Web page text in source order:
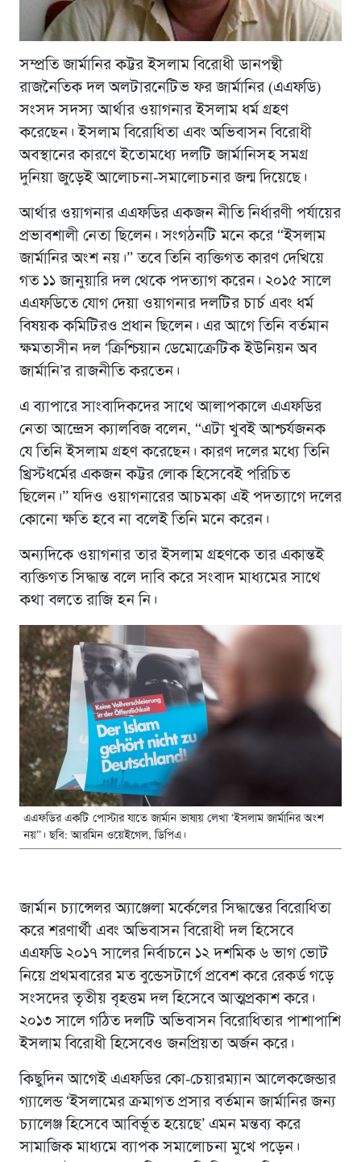
সম্প্রতি জার্মানির কট্টর ইসলাম বিরোধী ডানপন্থী
রাজনৈতিক দল অলটারনেটিভ ফর জার্মানির (এএফডি)
সংসদ সদস্য আর্থার ওয়াগনার ইসলাম ধর্ম গ্রহণ
করেছেন। ইসলাম বিরোধিতা এবং অভিবাসন বিরোধী
অবস্থানের কারণে ইতোমধ্যে দলটি জার্মানিসহ সমগ্র
দুনিয়া জুড়েই আলোচনা-সমালোচনার জন্ম দিয়েছে।
আর্থার ওয়াগনার এএফডির একজন নীতি নির্ধারণী পর্যায়ের
প্রভাবশালী নেতা ছিলেন। সংগঠনটি মনে করে “ইসলাম
জার্মানির অংশ নয়।” তবে তিনি ব্যক্তিগত কারণ দেখিয়ে
গত ১১ জানুয়ারি দল থেকে পদত্যাগ করেন। ২০১৫ সালে
এএফডিতে যোগ দেয়া ওয়াগনার দলটির চার্চ এবং ধর্ম
বিষয়ক কমিটিরও প্রধান ছিলেন। এর আগে তিনি বর্তমান
ক্ষমতাসীন দল ‘ক্রিশ্চিয়ান ডেমোক্রেটিক ইউনিয়ন অব
জার্মানি’র রাজনীতি করতেন।
এ ব্যাপারে সাংবাদিকদের সাথে আলাপকালে এএফডির
নেতা আন্দ্রেস ক্যালবিজ বলেন, “এটা খুবই আশ্চর্যজনক
যে তিনি ইসলাম গ্রহণ করেছেন। কারণ দলের মধ্যে তিনি
খ্রিস্টধর্মের একজন কট্টর লোক হিসেবেই পরিচিত
ছিলেন।” যদিও ওয়াগনারের আচমকা এই পদত্যাগে দলের
কোনো ক্ষতি হবে না বলেই তিনি মনে করেন।
অন্যদিকে ওয়াগনার তার ইসলাম গ্রহণকে তার একান্তই
ব্যক্তিগত সিদ্ধান্ত বলে দাবি করে সংবাদ মাধ্যমের সাথে
কথা বলতে রাজি হন নি।
এএফডির একটি পোস্টার যাতে জার্মান ভাষায় লেখা ‘ইসলাম জার্মানির অংশ
নয়”। ছবি: আরমিন ওয়েইগেল, ডিপিএ।
জার্মান চ্যান্সেলর অ্যাঞ্জেলা মর্কেলের সিদ্ধান্তের বিরোধিতা
করে শরণার্থী এবং অভিবাসন বিরোধী দল হিসেবে
এএফডি ২০১৭ সালের নির্বাচনে ১২ দশমিক ৬ ভাগ ভোট
নিয়ে প্রথমবারের মত বুন্ডেসটার্গে প্রবেশ করে রেকর্ড গড়ে
সংসদের তৃতীয় বৃহত্তম দল হিসেবে আত্মপ্রকাশ করে।
২০১৩ সালে গঠিত দলটি অভিবাসন বিরোধিতার পাশাপাশি
ইসলাম বিরোধী হিসেবেও জনপ্রিয়তা অর্জন করে।
কিছুদিন আগেই এএফডির কো-চেয়ারম্যান আলেকজেন্ডার
গ্যালেন্ড ‘ইসলামের ক্রমাগত প্রসার বর্তমান জার্মানির জন্য
চ্যালেঞ্জ হিসেবে আবির্ভূত হয়েছে’ এমন মন্তব্য করে
সামাজিক মাধ্যমে ব্যাপক সমালোচনা মুখে পড়েন।